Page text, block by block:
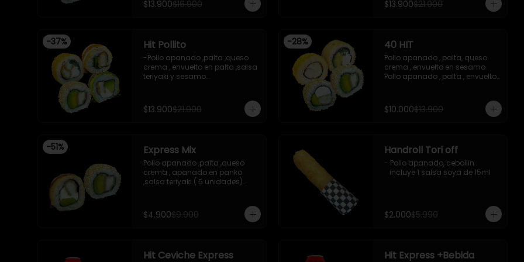
-Imagen referencial
, envuelto en cibulett
-Incluye 2 salsa de soya , 1
salsa teriyaki .
-Imagen referencial .
$13.900$16.900
acevichada ,y chichimi , 10
piezas
$13.900$21.900
-37% Hit Pollito
-Pollo apanado ,palta ,queso
crema , envuelto en palta ,salsa
teriyaki y sesamo
-Pollo apanado , cebollin ,
apanado en panko , salsa
-incluye 2 salsas de soya , 1
salsa teriyaki , 1wasabi , 1
gengibre , 3 palitos .
-Imagen referencial .
$13.900$21.900
-28% 40 HIT
Pollo apanado , palta, queso
crema , envuelto en sesamo
Pollo apanado , palta , envuelto
apanado en panko
Kanikama , queso crema ,
$10.000$13.900
-51% Express Mix
Pollo apanado ,palta ,queso
crema , apanado en panko
,salsa teriyaki ( 5 unidades)
incluye 1 salsa de soya de 15 ml
$4.900$9.900
Handroll Tori off
- Pollo apanado, cebollin .
   incluye 1 salsa soya de 15ml
$2.000$5.990
Hit Ceviche Express
Hit Express +Bebida